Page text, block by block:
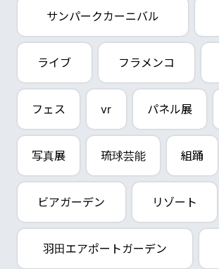
サンパークカーニバル
ライブ フラメンコ
フェス vr パネル展
写真展 琉球芸能 組踊
ビアガーデン リゾート
羽田エアポートガーデン